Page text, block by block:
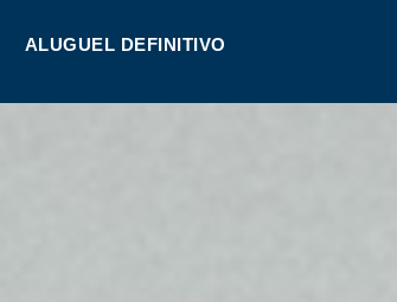
ALUGUEL DEFINITIVO